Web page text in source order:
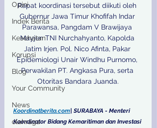
Opini
Indek Berita
Kesehatan
Korupsi
Blog
Your Community
News
olahraga
Rapat koordinasi tersebut diikuti oleh
Gubernur Jawa Timur Khofifah Indar
Parawansa, Pangdam V Brawijaya
Mayjen TNI Nurchahyanto, Kapolda
Jatim Irjen. Pol. Nico Afinta, Pakar
Epidemiologi Unair Windhu Purnomo,
Perwakilan PT. Angkasa Pura, serta
Otoritas Bandara Juanda.
Koordinatberita.com | SURABAYA - Menteri
Koordinator Bidang Kemaritiman dan Investasi